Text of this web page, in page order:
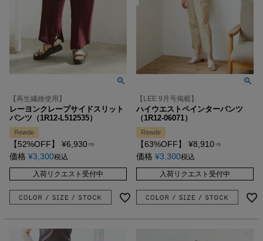
【再生繊維使用】
レーヨンクレープサイドスリット
パンツ（1R12-L512535）
Rewde
【52%OFF】 ¥6,930⇒
価格 ¥3,300税込
入荷リクエスト受付中
【LEE 9月号掲載】
ハイウエストペインターパンツ
（1R12-06071）
Rewde
【63%OFF】 ¥8,910⇒
価格 ¥3,300税込
入荷リクエスト受付中